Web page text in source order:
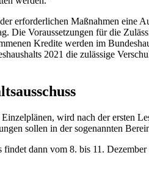
erforderlichen Maßnahmen eine
Die Voraussetzungen für die
Kredite werden im
2021 die zulässige
wird nach der ersten
sollen in der sogenannten
dann vom 8. bis 11.